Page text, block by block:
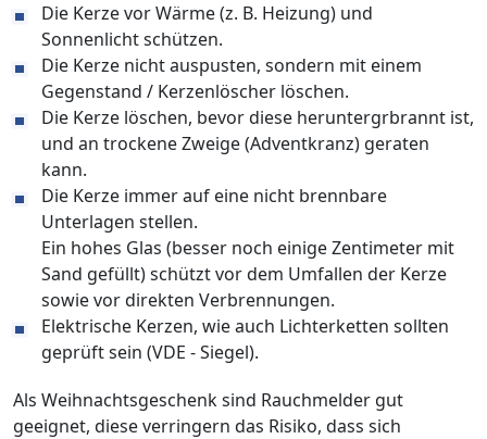
Die Kerze vor Wärme (z. B. Heizung) und
Sonnenlicht schützen.
Die Kerze nicht auspusten, sondern mit einem
Gegenstand / Kerzenlöscher löschen.
Die Kerze löschen, bevor diese heruntergrbrannt ist,
und an trockene Zweige (Adventkranz) geraten
kann.
Die Kerze immer auf eine nicht brennbare
Unterlagen stellen.
Ein hohes Glas (besser noch einige Zentimeter mit
Sand gefüllt) schützt vor dem Umfallen der Kerze
sowie vor direkten Verbrennungen.
Elektrische Kerzen, wie auch Lichterketten sollten
geprüft sein (VDE - Siegel).
Als Weihnachtsgeschenk sind Rauchmelder gut
geeignet, diese verringern das Risiko, dass sich